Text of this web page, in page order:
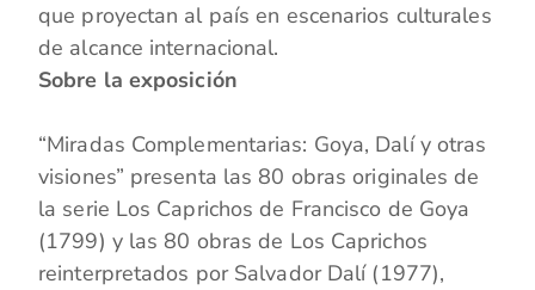
que proyectan al país en escenarios culturales
de alcance internacional.
Sobre la exposición
“Miradas Complementarias: Goya, Dalí y otras
visiones” presenta las 80 obras originales de
la serie Los Caprichos de Francisco de Goya
(1799) y las 80 obras de Los Caprichos
reinterpretados por Salvador Dalí (1977),